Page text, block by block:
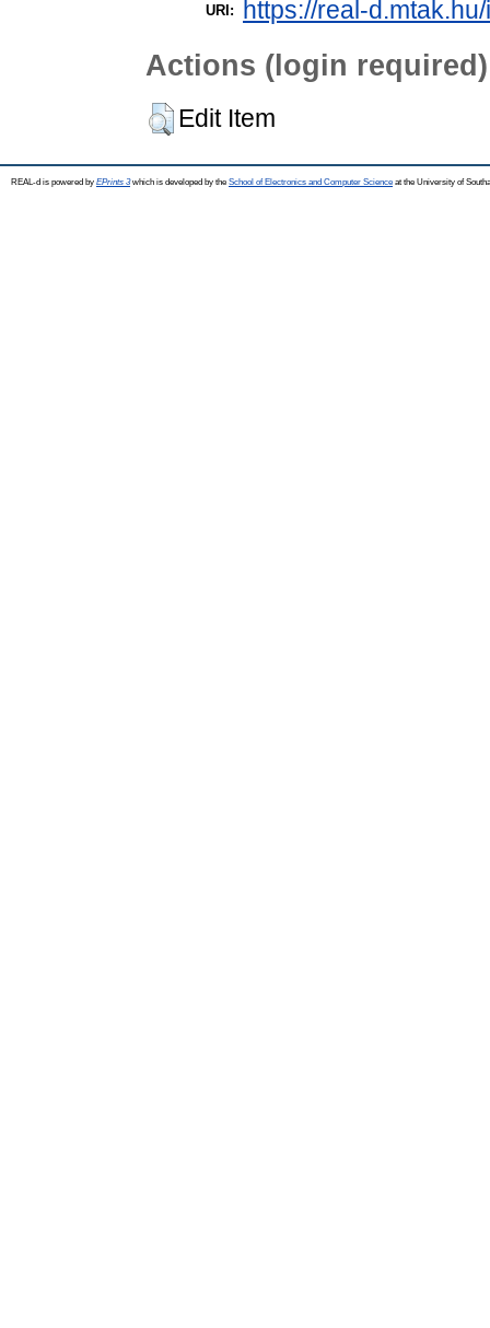
URI: https://real-
Actions (login required)
Edit Item
REAL-d is powered by EPrints 3which is developed by the School of Electronics and Computer Science at the University of